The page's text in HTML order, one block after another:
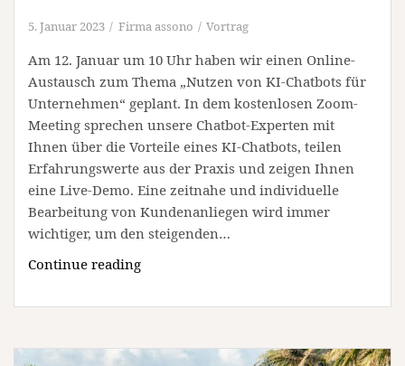
5. Januar 2023 Firma assono Vortrag
Am 12. Januar um 10 Uhr haben wir einen Online-
Austausch zum Thema „Nutzen von KI-Chatbots für
Unternehmen“ geplant. In dem kostenlosen Zoom-
Meeting sprechen unsere Chatbot-Experten mit
Ihnen über die Vorteile eines KI-Chatbots, teilen
Erfahrungswerte aus der Praxis und zeigen Ihnen
eine Live-Demo. Eine zeitnahe und individuelle
Bearbeitung von Kundenanliegen wird immer
wichtiger, um den steigenden…
Continue readingOnline-
Nutzen
KI-